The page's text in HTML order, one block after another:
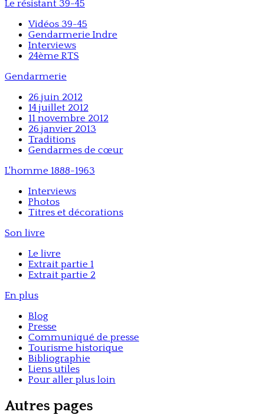
Le résistant 39-45
Vidéos 39-45
Gendarmerie Indre
Interviews
24ème RTS
Gendarmerie
26 juin 2012
14 juillet 2012
11 novembre 2012
26 janvier 2013
Traditions
Gendarmes de cœur
L'homme 1888-1963
Interviews
Photos
Titres et décorations
Son livre
Le livre
Extrait partie 1
Extrait partie 2
En plus
Blog
Presse
Communiqué de presse
Tourisme historique
Bibliographie
Liens utiles
Pour aller plus loin
Autres pages